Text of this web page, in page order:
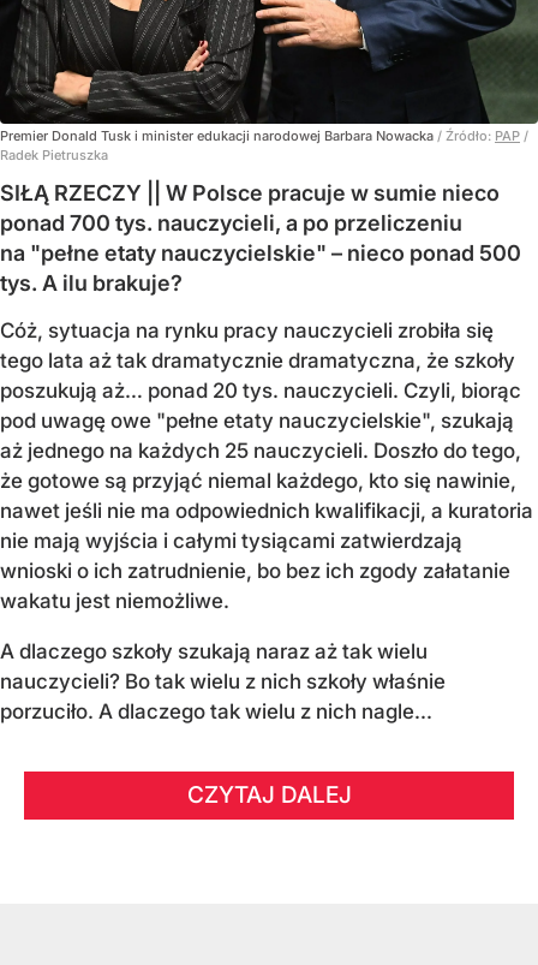
Premier Donald Tusk i minister edukacji narodowej Barbara Nowacka / Źródło: PAP /
Radek Pietruszka
SIŁĄ RZECZY || W Polsce pracuje w sumie nieco
ponad 700 tys. nauczycieli, a po przeliczeniu
na "pełne etaty nauczycielskie" – nieco ponad 500
tys. A ilu brakuje?
Cóż, sytuacja na rynku pracy nauczycieli zrobiła się
tego lata aż tak dramatycznie dramatyczna, że szkoły
poszukują aż… ponad 20 tys. nauczycieli. Czyli, biorąc
pod uwagę owe "pełne etaty nauczycielskie", szukają
aż jednego na każdych 25 nauczycieli. Doszło do tego,
że gotowe są przyjąć niemal każdego, kto się nawinie,
nawet jeśli nie ma odpowiednich kwalifikacji, a kuratoria
nie mają wyjścia i całymi tysiącami zatwierdzają
wnioski o ich zatrudnienie, bo bez ich zgody załatanie
wakatu jest niemożliwe.
A dlaczego szkoły szukają naraz aż tak wielu
nauczycieli? Bo tak wielu z nich szkoły właśnie
porzuciło. A dlaczego tak wielu z nich nagle...
CZYTAJ DALEJ